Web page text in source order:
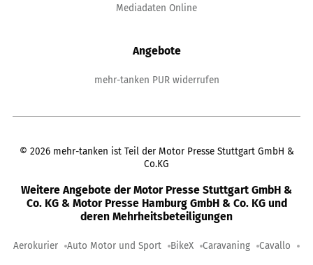
Mediadaten Online
Angebote
mehr-tanken PUR widerrufen
© 2026 mehr-tanken ist Teil der Motor Presse Stuttgart GmbH &
Co.KG
Weitere Angebote der Motor Presse Stuttgart GmbH &
Co. KG & Motor Presse Hamburg GmbH & Co. KG und
deren Mehrheitsbeteiligungen
Aerokurier Auto Motor und Sport BikeX Caravaning Cavallo